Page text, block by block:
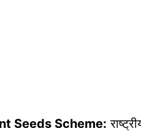
Seeds Scheme: